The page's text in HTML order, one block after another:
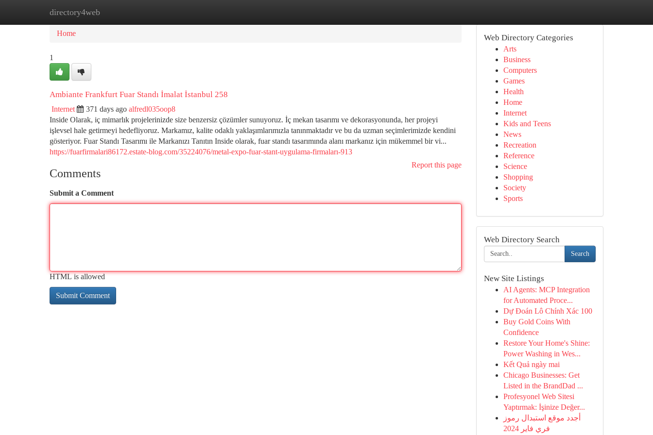
directory4web
Home New Site Listings
Home
1
Ambiante Frankfurt Fuar Standı İmalat İstanbul 258
Internet 371 days ago alfredl035oop8
Inside Olarak, iç mimarlık projelerinizde size benzersiz çözümler sunuyoruz. İç mekan tasarımı ve dekorasyonunda, her projeyi
işlevsel hale getirmeyi hedefliyoruz. Markamız, kalite odaklı yaklaşımlarımızla tanınmaktadır ve bu da uzman seçimlerimizde kendini
gösteriyor. Fuar Standı Tasarımı ile Markanızı Tanıtın Inside olarak, fuar standı tasarımında alanı markanız için mükemmel bir vi...
https://fuarfirmalari86172.estate-blog.com/35224076/metal-expo-fuar-stant-uygulama-firmaları-913
Report this page
Comments
Submit a Comment
HTML is allowed
Web Directory Categories
Arts
Business
Computers
Games
Health
Home
Internet
Kids and Teens
News
Recreation
Reference
Science
Shopping
Society
Sports
Web Directory Search
Search
New Site Listings
AI Agents: MCP Integration
for Automated Proce...
Dự Đoán Lô Chính Xác 100
Buy Gold Coins With
Confidence
Restore Your Home's Shine:
Power Washing in Wes...
Kết Quả ngày mai
Chicago Businesses: Get
Listed in the BrandDad ...
Profesyonel Web Sitesi
Yaptırmak: İşinize Değer...
أجدد موقع استبدال رموز
فري فاير 2024